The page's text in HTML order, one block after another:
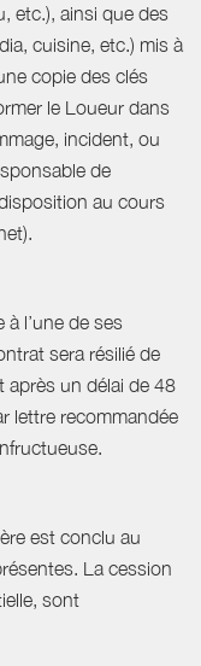
etc.), ainsi que des
cuisine, etc.) mis à
copie des clés
le Loueur dans
incident, ou
de
au cours
l’une de ses
sera résilié de
après un délai de 48
lettre recommandée
est conclu au
La cession
sont